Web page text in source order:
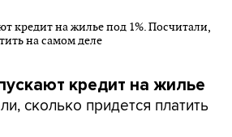
кредит на жилье
сколько придется платить